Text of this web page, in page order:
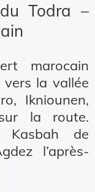
Todra –
marocain
la vallée
Ikniounen,
la route.
de
l’après-